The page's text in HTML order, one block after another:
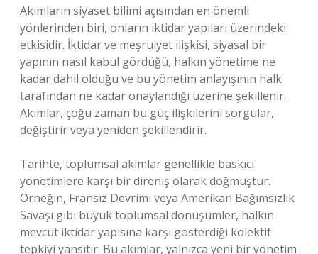
Akımların siyaset bilimi açısından en önemli
yönlerinden biri, onların iktidar yapıları üzerindeki
etkisidir. İktidar ve meşruiyet ilişkisi, siyasal bir
yapının nasıl kabul gördüğü, halkın yönetime ne
kadar dahil olduğu ve bu yönetim anlayışının halk
tarafından ne kadar onaylandığı üzerine şekillenir.
Akımlar, çoğu zaman bu güç ilişkilerini sorgular,
değiştirir veya yeniden şekillendirir.
Tarihte, toplumsal akımlar genellikle baskıcı
yönetimlere karşı bir direniş olarak doğmuştur.
Örneğin, Fransız Devrimi veya Amerikan Bağımsızlık
Savaşı gibi büyük toplumsal dönüşümler, halkın
mevcut iktidar yapısına karşı gösterdiği kolektif
tepkiyi yansıtır. Bu akımlar, yalnızca yeni bir yönetim